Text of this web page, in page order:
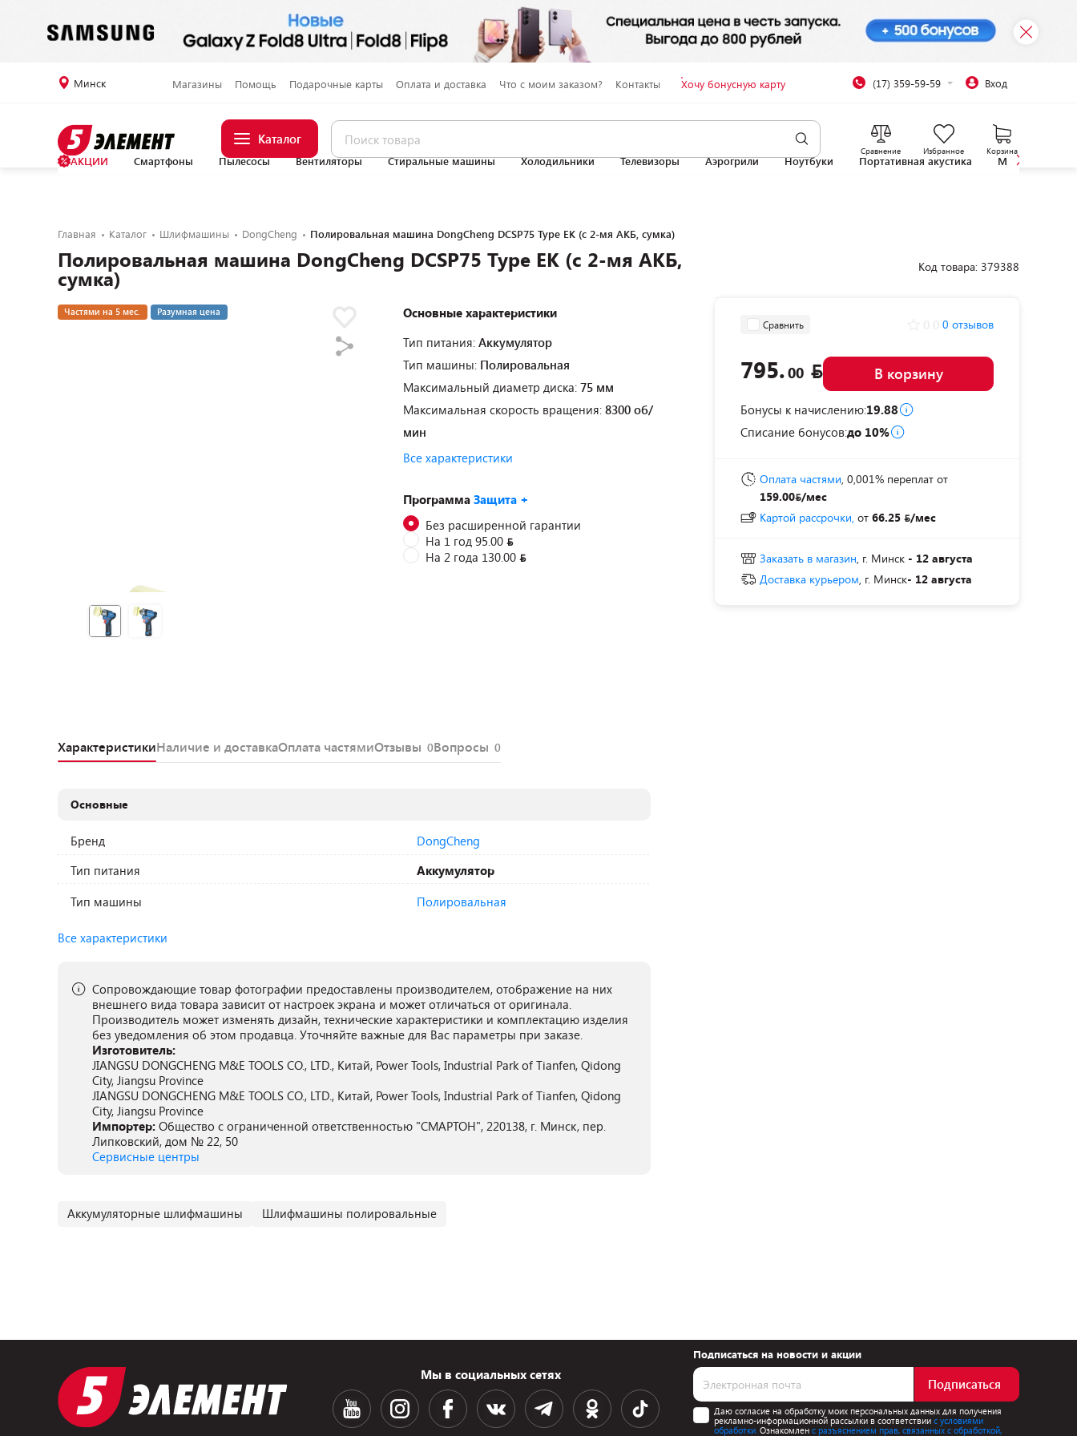
Минск Магазины Помощь Подарочные карты Оплата и доставка Что с моим заказом? Контакты Хочу бонусную карту (17) 359-59-59 Вход
Каталог
Сравнение Избранное Корзина
АКЦИИ Смартфоны Пылесосы Вентиляторы Стиральные машины Холодильники Телевизоры Аэрогрили Ноутбуки Портативная акустика
Главная Каталог Шлифмашины DongCheng Полировальная машина DongCheng DCSP75 Type EK (с 2-мя АКБ, сумка)
Полировальная машина DongCheng DCSP75 Type EK (с 2-мя АКБ,
сумка)
Частями на 5 мес. Разумная цена
Основные характеристики
Тип питания: Аккумулятор
Тип машины: Полировальная
Максимальный диаметр диска: 75 мм
Максимальная скорость вращения: 8300 об/
мин
Все характеристики
Программа Защита +
Без расширенной гарантии
На 1 год 95.00
На 2 года 130.00
Код товара: 379388
Сравнить 0 отзывов
795.00 В корзину
Бонусы к начислению:19.88
Списание бонусов:до 10%
Оплата частями, 0,001% переплат от
159.00 /мес
Картой рассрочки, от 66.25 /мес
Заказать в магазин, г. Минск - 12 августа
Доставка курьером, г. Минск- 12 августа
ХарактеристикиНаличие и доставкаОплата частямиОтзывы 0Вопросы 0
Основные
Бренд
DongCheng
Тип питания
Аккумулятор
Тип машины
Полировальная
Все характеристики
Сопровождающие товар фотографии предоставлены производителем, отображение на них
внешнего вида товара зависит от настроек экрана и может отличаться от оригинала.
Производитель может изменять дизайн, технические характеристики и комплектацию изделия
без уведомления об этом продавца. Уточняйте важные для Вас параметры при заказе.
Изготовитель:
JIANGSU DONGCHENG M&E TOOLS CO., LTD., Китай, Power Tools, Industrial Park of Tianfen, Qidong
City, Jiangsu Province
JIANGSU DONGCHENG M&E TOOLS CO., LTD., Китай, Power Tools, Industrial Park of Tianfen, Qidong
City, Jiangsu Province
Импортер: Общество с ограниченной ответственностью "СМАРТОН", 220138, г. Минск, пер.
Липковский, дом № 22, 50
Сервисные центры
Аккумуляторные шлифмашины Шлифмашины полировальные
Мы в социальных сетях
Подписаться на новости и акции
Подписаться
Даю согласие на обработку моих персональных данных для получения
рекламно-информационной рассылки в соответствиис условиями
обработки. Ознакомлен с разъяснением прав, связанных с обработкой,